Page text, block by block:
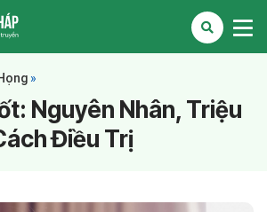
»
Nguyên Nhân, Triệu
Điều Trị